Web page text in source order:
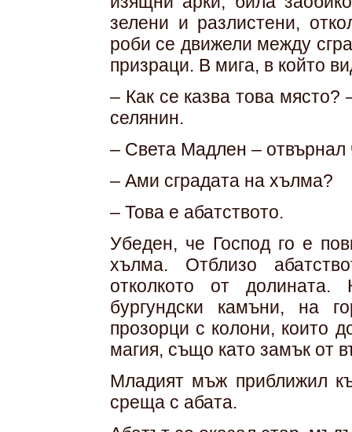
зелени и разлистени,
роби се движели между
призраци. В мига, в който
– Как се казва това
селянин.
– Света Мадлен – отвърнал
– Ами сградата на хълма?
– Това е абатството.
Убеден, че Господ го е
хълма. Отблизо
отколкото от долината.
бургундски камъни, на
прозорци с колони, които
магия, също като замък от
Младият мъж приближил
среща с абата.